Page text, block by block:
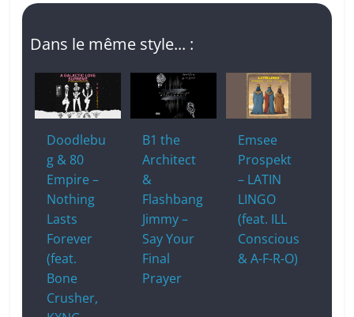
Dans le même style... :
Doodlebu
g & 80
Empire –
Nothing
Lasts
Forever
(feat.
Bone
Crusher,
B1 the
Architect
&
Flashbang
Jimmy –
Say Your
Final
Prayer
Emsee
Prospekt
– LATIN
LINGO
(feat. ILL
Conscious
& A-F-R-O)